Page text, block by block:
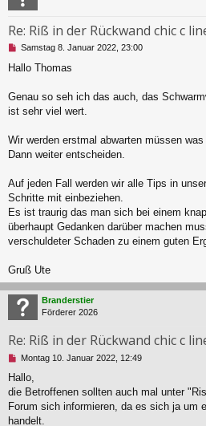
Re: Riß in der Rückwand chic c
U
g
l
e
n
e
B
e
i
t
r
a
Samstag 8. Januar 2022, 23:00
Hallo Thomas
Genau so seh ich das auch, das
ist sehr viel wert.
Wir werden erstmal abwarten müssen was
Dann weiter entscheiden.
Auf jeden Fall werden wir alle Tips in
Schritte mit einbeziehen.
Es ist traurig das man sich bei einem
überhaupt Gedanken darüber machen
verschuldeter Schaden zu einem guten
Gruß Ute
Branderstier
Förderer 2026
Re: Riß in der Rückwand chic c
U
g
e
l
e
Montag 10. Januar 2022, 12:49
Hallo,
die Betroffenen sollten auch mal unter
Forum sich informieren, da es sich ja um
handelt.